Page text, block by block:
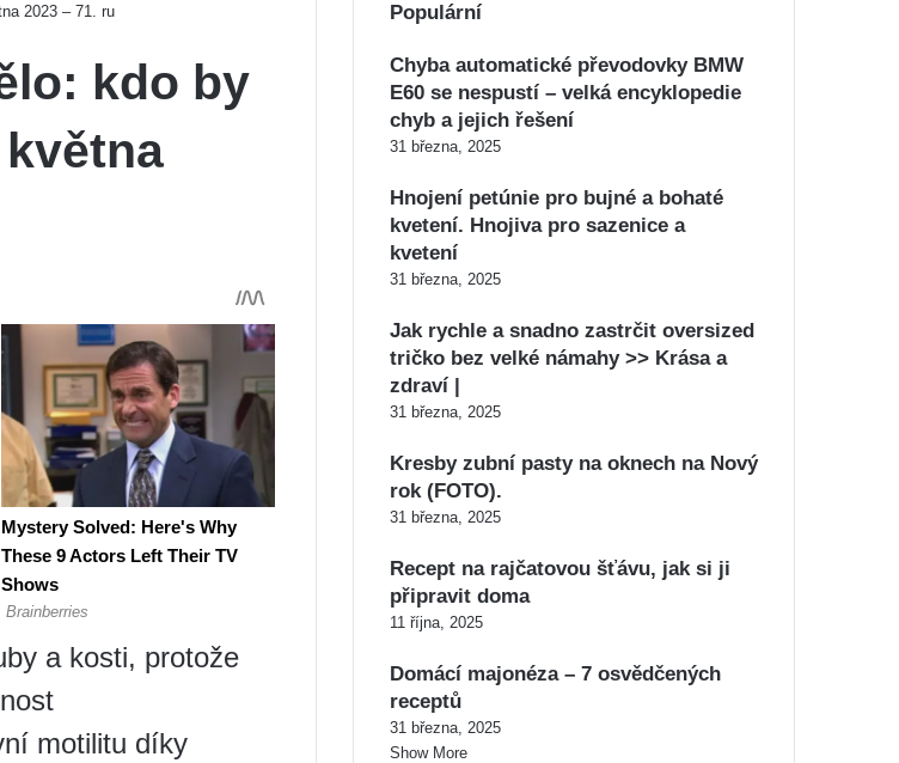
2023 – 71. ru
kdo by
a kosti, protože
motilitu díky
Populární
Chyba automatické převodovky BMW
E60 se nespustí – velká encyklopedie
chyb a jejich řešení
31 března, 2025
Hnojení petúnie pro bujné a bohaté
kvetení. Hnojiva pro sazenice a
kvetení
31 března, 2025
Jak rychle a snadno zastrčit oversized
tričko bez velké námahy >> Krása a
zdraví |
31 března, 2025
Kresby zubní pasty na oknech na Nový
rok (FOTO).
31 března, 2025
Recept na rajčatovou šťávu, jak si ji
připravit doma
11 října, 2025
Domácí majonéza – 7 osvědčených
receptů
31 března, 2025
Show More